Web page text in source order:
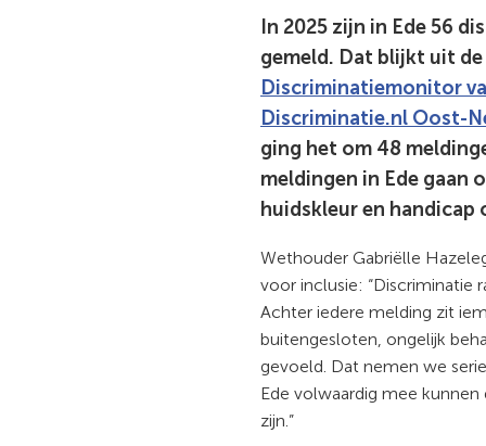
In 2025 zijn in Ede 56
gemeld. Dat blijkt uit
Discriminatiemonitor
Discriminatie.nl Oost-
ging het om 48
meldingen in Ede gaan
huidskleur en
Wethouder Gabriëlle
voor inclusie: “Discriminatie
Achter iedere melding zit
buitengesloten, ongelijk
gevoeld. Dat nemen we
Ede volwaardig mee
zijn.”